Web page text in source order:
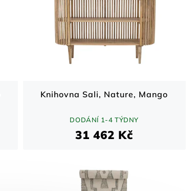
Knihovna Sali, Nature, Mango
DODÁNÍ 1-4 TÝDNY
31 462 Kč